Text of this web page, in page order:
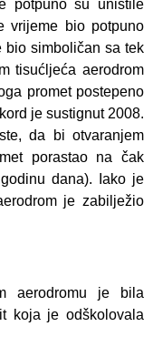
potpuno su uništile
vrijeme bio potpuno
bio simboličan sa tek
tisućljeća aerodrom
promet postepeno
je sustignut 2008.
da bi otvaranjem
porastao na čak
dana). Iako je
je zabilježio
aerodromu je bila
koja je odškolovala